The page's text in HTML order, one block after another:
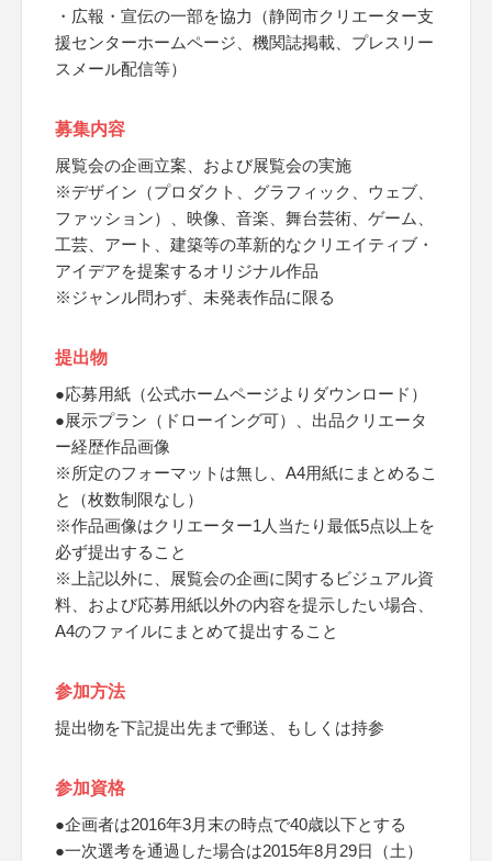
・広報・宣伝の一部を協力（静岡市クリエーター支
援センターホームページ、機関誌掲載、プレスリー
スメール配信等）
募集内容
展覧会の企画立案、および展覧会の実施
※デザイン（プロダクト、グラフィック、ウェブ、
ファッション）、映像、音楽、舞台芸術、ゲーム、
工芸、アート、建築等の革新的なクリエイティブ・
アイデアを提案するオリジナル作品
※ジャンル問わず、未発表作品に限る
提出物
●応募用紙（公式ホームページよりダウンロード）
●展示プラン（ドローイング可）、出品クリエータ
ー経歴作品画像
※所定のフォーマットは無し、A4用紙にまとめるこ
と（枚数制限なし）
※作品画像はクリエーター1人当たり最低5点以上を
必ず提出すること
※上記以外に、展覧会の企画に関するビジュアル資
料、および応募用紙以外の内容を提示したい場合、
A4のファイルにまとめて提出すること
参加方法
提出物を下記提出先まで郵送、もしくは持参
参加資格
●企画者は2016年3月末の時点で40歳以下とする
●一次選考を通過した場合は2015年8月29日（土）